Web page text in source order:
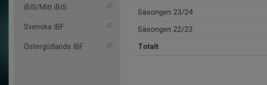
iBIS/Mitt iBIS
Svenska IBF
Östergötlands IBF
Säsongen 23/24
Säsongen 22/23
Totalt